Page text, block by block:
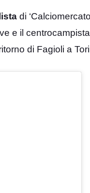
di
e il
di Fagioli a